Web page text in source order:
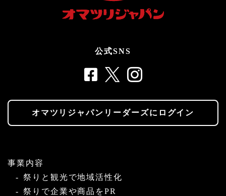
公式SNS
オマツリジャパンリーダーズにログイン
事業内容
祭りと観光で地域活性化
祭りで企業や商品をPR